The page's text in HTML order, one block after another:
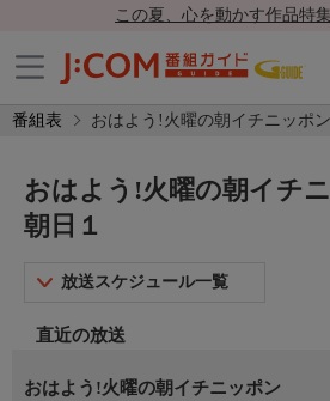
この夏、心を動かす作品特
番組表 おはよう!火曜の朝イチニッポ
おはよう!火曜の朝イチ
朝日１
放送スケジュール一覧
直近の放送
おはよう!火曜の朝イチニッポン